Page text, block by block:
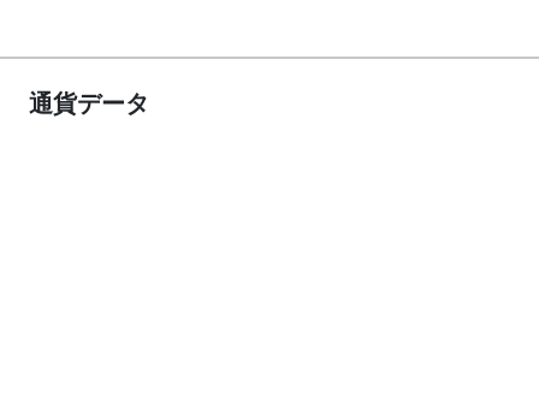
通貨データ